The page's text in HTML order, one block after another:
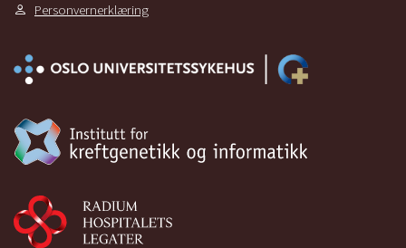
Personvernerklæring